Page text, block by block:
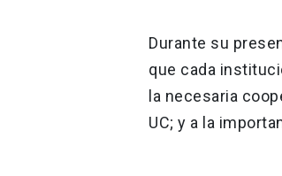
Durante su
que cada
la necesaria
UC; y a la